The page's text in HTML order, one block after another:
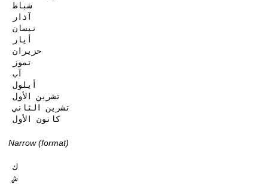
شباط
آذار
نيسان
أيار
حزيران
تموز
آب
أيلول
تشرين الأول
تشرين الثاني
كانون الأول
Narrow (format)
ك
ش